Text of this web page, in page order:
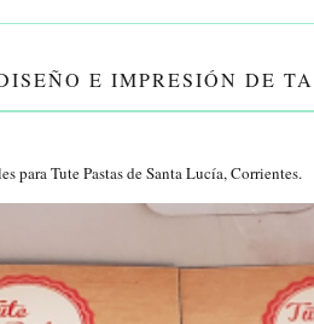
E IMPRESIÓN DE
para Tute Pastas de Santa Lucía, Corrientes.